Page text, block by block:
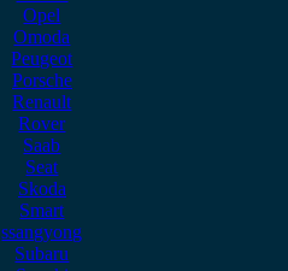
Opel
Omoda
Peugeot
Porsche
Renault
Rover
Saab
Seat
Skoda
Smart
ssangyong
Subaru